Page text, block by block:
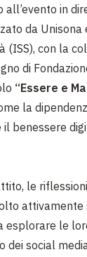
all’evento in
da
(ISS), con la
di
“Essere e
la
il benessere
le
attivamente
esplorare le
dei social